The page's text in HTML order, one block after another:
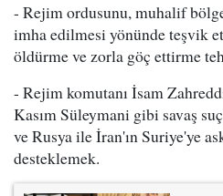
- Rejim ordusunu, muhalif
imha edilmesi yönünde teşvik
öldürme ve zorla göç ettirme
- Rejim komutanı İsam
Kasım Süleymani gibi savaş
ve Rusya ile İran'ın Suriye'ye
desteklemek.